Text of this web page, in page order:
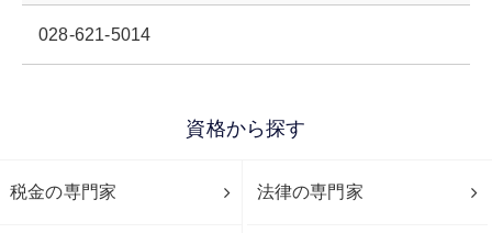
028-621-5014
資格から探す
税金の専門家 法律の専門家